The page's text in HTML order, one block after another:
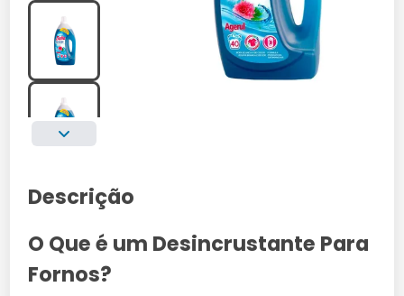
Descrição
O Que é um Desincrustante Para
Fornos?